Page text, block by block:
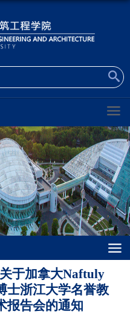
于加拿大Naftuly
士浙江大学名誉教
报告会的通知